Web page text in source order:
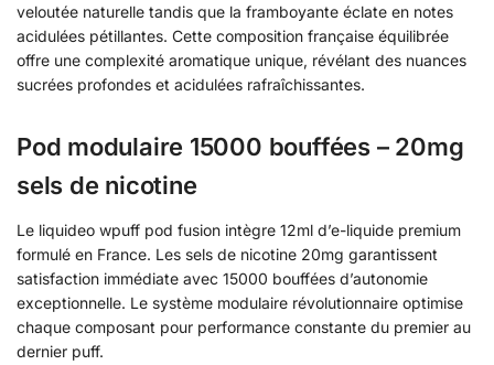
veloutée naturelle tandis que la framboyante éclate en notes
acidulées pétillantes. Cette composition française équilibrée
offre une complexité aromatique unique, révélant des nuances
sucrées profondes et acidulées rafraîchissantes.
Pod modulaire 15000 bouffées – 20mg
sels de nicotine
Le liquideo wpuff pod fusion intègre 12ml d’e-liquide premium
formulé en France. Les sels de nicotine 20mg garantissent
satisfaction immédiate avec 15000 bouffées d’autonomie
exceptionnelle. Le système modulaire révolutionnaire optimise
chaque composant pour performance constante du premier au
dernier puff.